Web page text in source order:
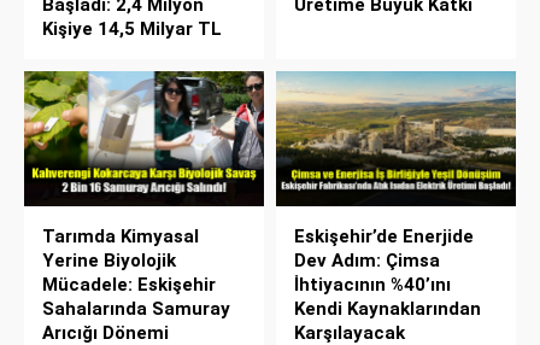
Başladı: 2,4 Milyon
Kişiye 14,5 Milyar TL
Üretime Büyük Katkı
Tarımda Kimyasal
Yerine Biyolojik
Mücadele: Eskişehir
Sahalarında Samuray
Arıcığı Dönemi
Eskişehir’de Enerjide
Dev Adım: Çimsa
İhtiyacının %40’ını
Kendi Kaynaklarından
Karşılayacak